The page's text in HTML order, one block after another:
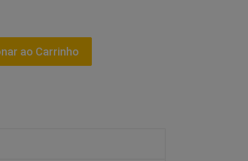
ao Carrinho